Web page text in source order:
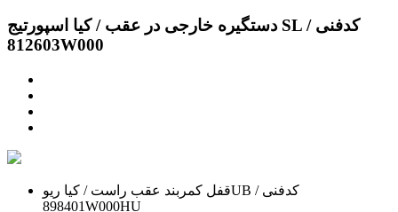
دستگیره خارجی در عقب / کیا اسپورتیج SL / کدفنی
812603W000
قفل کمربند عقب راست / کیا ریوUB / کدفنی
898401W000HU